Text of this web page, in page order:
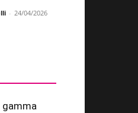
- 24/04/2026
gamma